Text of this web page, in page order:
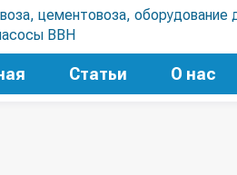
Статьи О нас